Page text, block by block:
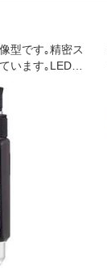
型です｡精密ス
います｡LEDの